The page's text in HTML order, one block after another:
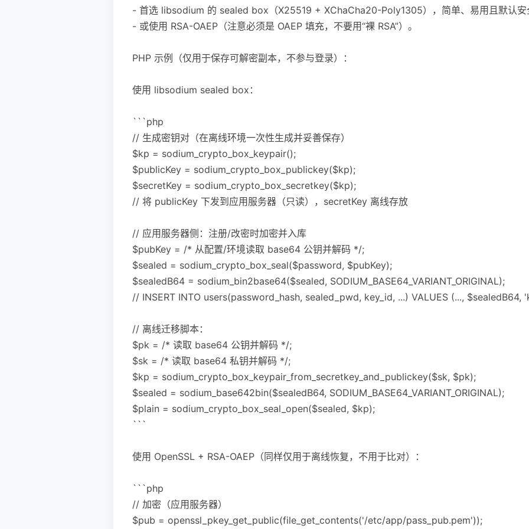
- 首选 libsodium 的 sealed box（X25519 + XChaCha20-Poly1305），简单、易用且默认安
- 或使用 RSA-OAEP（注意必须是 OAEP 填充，不要用“裸 RSA”）。
PHP 示例（仅用于保存可解密副本，不参与登录）：
使用 libsodium sealed box：
```php
// 生成密钥对（在离线环境一次性生成并妥善保存）
$kp = sodium_crypto_box_keypair();
$publicKey = sodium_crypto_box_publickey($kp);
$secretKey = sodium_crypto_box_secretkey($kp);
// 将 publicKey 下发到应用服务器（只读），secretKey 离线存放
// 应用服务器侧：注册/改密时加密并入库
$pubKey = /* 从配置/环境读取 base64 公钥并解码 */;
$sealed = sodium_crypto_box_seal($password, $pubKey);
$sealedB64 = sodium_bin2base64($sealed, SODIUM_BASE64_VARIANT_ORIGINAL);
// INSERT INTO users(password_hash, sealed_pwd, key_id, ...) VALUES (..., $sealedB64,
// 离线迁移脚本：
$pk = /* 读取 base64 公钥并解码 */;
$sk = /* 读取 base64 私钥并解码 */;
$kp = sodium_crypto_box_keypair_from_secretkey_and_publickey($sk, $pk);
$sealed = sodium_base642bin($sealedB64, SODIUM_BASE64_VARIANT_ORIGINAL);
$plain = sodium_crypto_box_seal_open($sealed, $kp);
```
使用 OpenSSL + RSA-OAEP（同样仅用于离线恢复，不用于比对）：
```php
// 加密（应用服务器）
$pub = openssl_pkey_get_public(file_get_contents('/etc/app/pass_pub.pem'));